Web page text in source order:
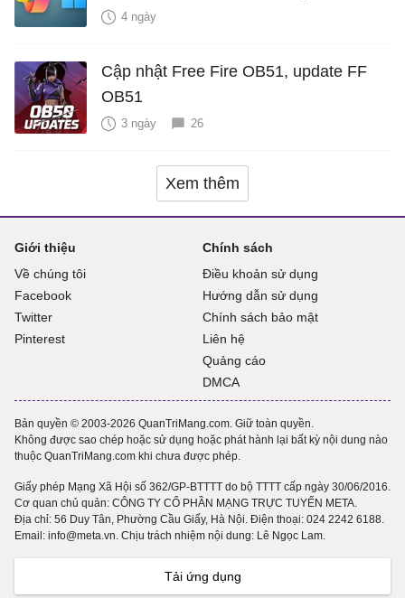
năng mới Hữu Ích
4 ngày
Cập nhật Free Fire OB51, update FF
OB51
3 ngày 26
Xem thêm
Giới thiệu
Về chúng tôi
Facebook
Twitter
Pinterest
Chính sách
Điều khoản sử dụng
Hướng dẫn sử dụng
Chính sách bảo mật
Liên hệ
Quảng cáo
DMCA
Bản quyền © 2003-2026 QuanTriMang.com. Giữ toàn quyền.
Không được sao chép hoặc sử dụng hoặc phát hành lại bất kỳ nội dung nào
thuộc QuanTriMang.com khi chưa được phép.
Giấy phép Mạng Xã Hội số 362/GP-BTTTT do bộ TTTT cấp ngày 30/06/2016.
Cơ quan chủ quản: CÔNG TY CỔ PHẦN MẠNG TRỰC TUYẾN META.
Địa chỉ: 56 Duy Tân, Phường Cầu Giấy, Hà Nội. Điện thoại: 024 2242 6188.
Email: info@meta.vn. Chịu trách nhiệm nội dung: Lê Ngọc Lam.
Tải ứng dụng